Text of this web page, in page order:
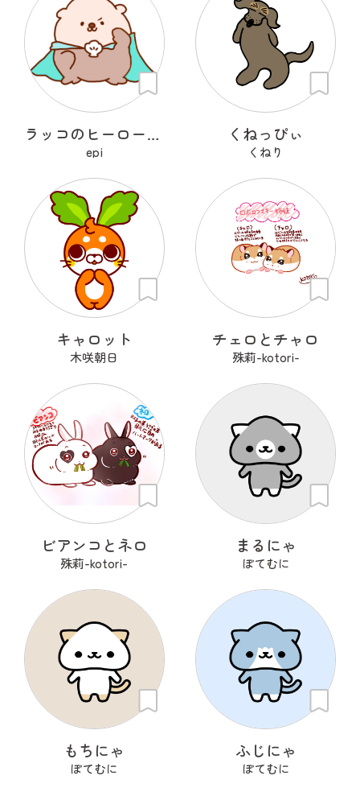
ラッコのヒーローラッキー
epi
くねっぴぃ
くねり
キャロット
木咲朝日
チェロとチャロ
殊莉-kotori-
ビアンコとネロ
殊莉-kotori-
まるにゃ
ぽてむに
もちにゃ
ぽてむに
ふじにゃ
ぽてむに